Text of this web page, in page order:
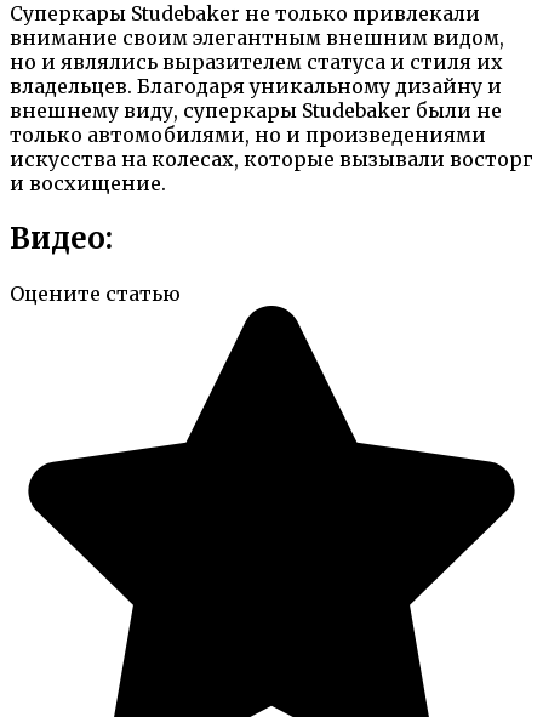
Суперкары Studebaker не только привлекали
внимание своим элегантным внешним видом,
но и являлись выразителем статуса и стиля их
владельцев. Благодаря уникальному дизайну и
внешнему виду, суперкары Studebaker были не
только автомобилями, но и произведениями
искусства на колесах, которые вызывали восторг
и восхищение.
Видео:
Оцените статью